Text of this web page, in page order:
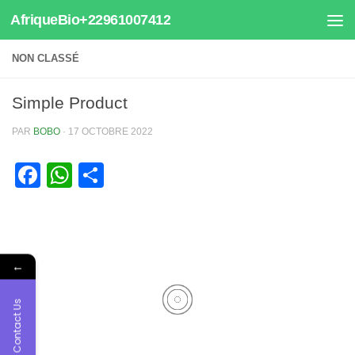
Au dessous du contenu
AfriqueBio+22961007412
NON CLASSÉ
Simple Product
PAR BOBO · 17 OCTOBRE 2022
Facebook
WhatsApp
←
Contact Us